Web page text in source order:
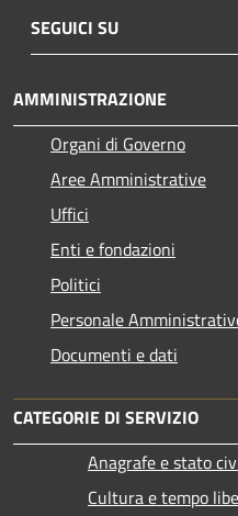
SEGUICI SU
AMMINISTRAZIONE
Organi di Governo
Aree Amministrative
Uffici
Enti e fondazioni
Politici
Personale
Documenti e dati
CATEGORIE DI SERVIZIO
Anagrafe e stato
Cultura e tempo